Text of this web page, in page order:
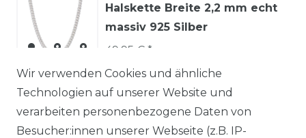
Halskette Breite 2,2 mm echt
massiv 925 Silber
49,95 € *
1 2 3
Wir verwenden Cookies und ähnliche
Technologien auf unserer Website und
verarbeiten personenbezogene Daten von
Besucher:innen unserer Webseite (z.B. IP-